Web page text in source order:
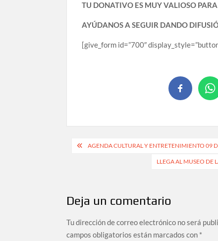
TU DONATIVO ES MUY VALIOSO
AYÚDANOS A SEGUIR DANDO
[give_form id=”700″
AGENDA CULTURAL Y ENTRETENIMIENTO 09
LLEGA AL MUSEO DE
Deja un comentario
Tu dirección de correo electrónico no será
campos obligatorios están marcados con *